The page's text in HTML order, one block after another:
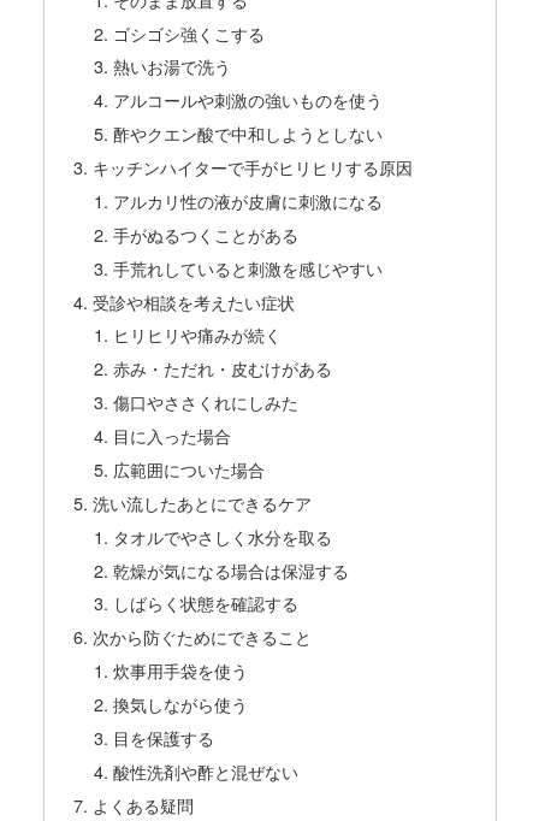
ゴシゴシ強くこする
熱いお湯で洗う
アルコールや刺激の強いものを使う
酢やクエン酸で中和しようとしない
キッチンハイターで手がヒリヒリする原因
アルカリ性の液が皮膚に刺激になる
手がぬるつくことがある
手荒れしていると刺激を感じやすい
受診や相談を考えたい症状
ヒリヒリや痛みが続く
赤み・ただれ・皮むけがある
傷口やささくれにしみた
目に入った場合
広範囲についた場合
洗い流したあとにできるケア
タオルでやさしく水分を取る
乾燥が気になる場合は保湿する
しばらく状態を確認する
次から防ぐためにできること
炊事用手袋を使う
換気しながら使う
目を保護する
酸性洗剤や酢と混ぜない
よくある疑問